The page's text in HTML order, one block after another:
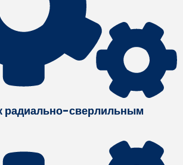
радиально-сверлильным